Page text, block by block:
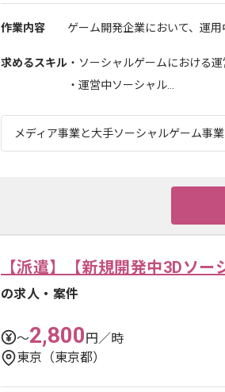
作業内容 ゲーム開発企業において、運
求めるスキル ・ソーシャルゲームにおける
・運営中ソーシャル...
メディア事業と大手ソーシャルゲーム事
【派遣】【新規開発中3Dソ
の求人・案件
〜2,800円／時
東京（東京都）